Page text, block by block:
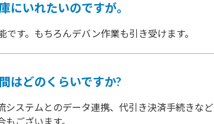
にいれたいのですが。
す。もちろんデバン作業も引き受けます。
はどのくらいですか?
システムとのデータ連携、代引き決済手続きなど
ございます。